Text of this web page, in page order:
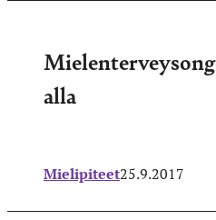
alla
Mielipiteet25.9.2017